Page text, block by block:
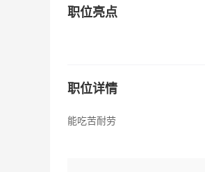
职位亮点
职位详情
能吃苦耐劳